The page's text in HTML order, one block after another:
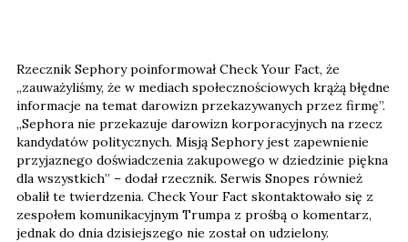
Rzecznik Sephory poinformował Check Your Fact, że
„zauważyliśmy, że w mediach społecznościowych krążą błędne
informacje na temat darowizn przekazywanych przez firmę”.
„Sephora nie przekazuje darowizn korporacyjnych na rzecz
kandydatów politycznych. Misją Sephory jest zapewnienie
przyjaznego doświadczenia zakupowego w dziedzinie piękna
dla wszystkich” – dodał rzecznik. Serwis Snopes również
obalił te twierdzenia. Check Your Fact skontaktowało się z
zespołem komunikacyjnym Trumpa z prośbą o komentarz,
jednak do dnia dzisiejszego nie został on udzielony.